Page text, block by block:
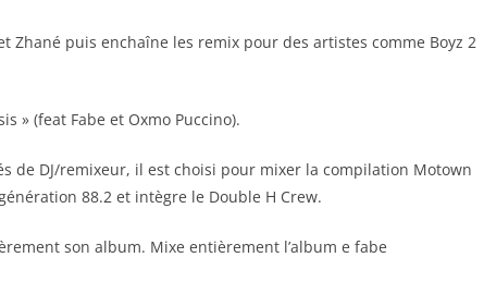
Zhané puis enchaîne les remix pour des artistes comme Boyz 2
» (feat Fabe et Oxmo Puccino).
de DJ/remixeur, il est choisi pour mixer la compilation Motown
88.2 et intègre le Double H Crew.
son album. Mixe entièrement l’album e fabe